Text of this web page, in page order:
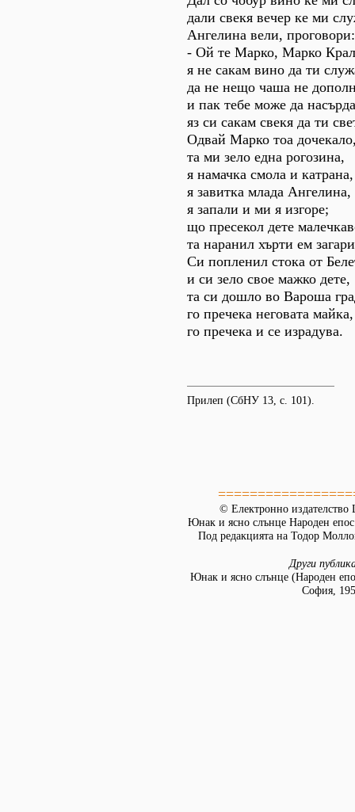
дали свекя вечер ке ми
Ангелина вели, проговори:
- Ой те Марко, Марко
я не сакам вино да ти
да не нещо чаша не
и пак тебе може да
яз си сакам свекя да ти
Одвай Марко тоа
та ми зело една рогозина,
я намачка смола и катрана,
я завитка млада Ангелина,
я запали и ми я изгоре;
що пресекол дете
та наранил хърти ем
Си попленил стока от
и си зело свое мажко дете,
та си дошло во Вароша
го пречека неговата майка,
го пречека и се израдува.
Прилеп (СбНУ 13, с. 101).
© Електронно издателство
Юнак и ясно слънце Народен
Под редакцията на Тодор
Други
Юнак и ясно слънце (Народен
София,